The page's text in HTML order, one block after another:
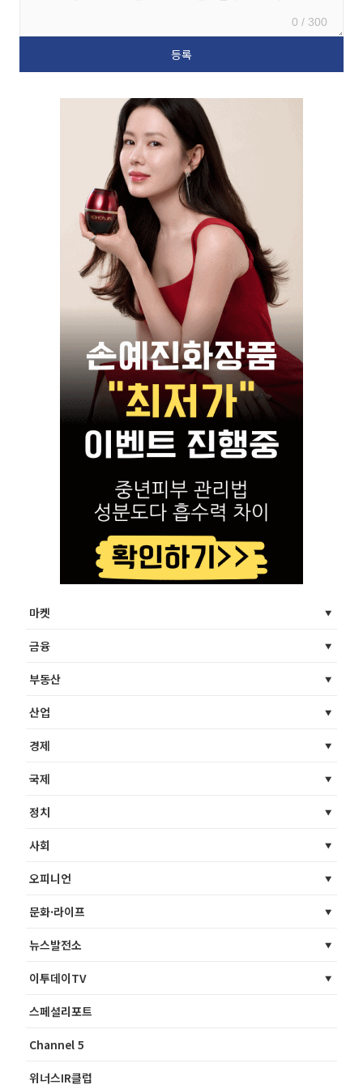
0 / 300
마켓
금융
부동산
산업
경제
국제
정치
사회
오피니언
문화·라이프
뉴스발전소
이투데이TV
스페셜리포트
Channel 5
위너스IR클럽